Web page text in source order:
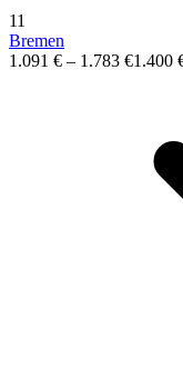
11
Bremen
1.091 € – 1.783 €1.400